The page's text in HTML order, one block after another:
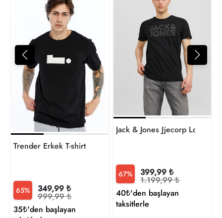
Trender Erkek T-shirt
65% 349,99 ₺
999,99 ₺
35₺'den başlayan
67% 399,99 ₺
1.199,99 ₺
40₺'den başlayan
taksitlerle